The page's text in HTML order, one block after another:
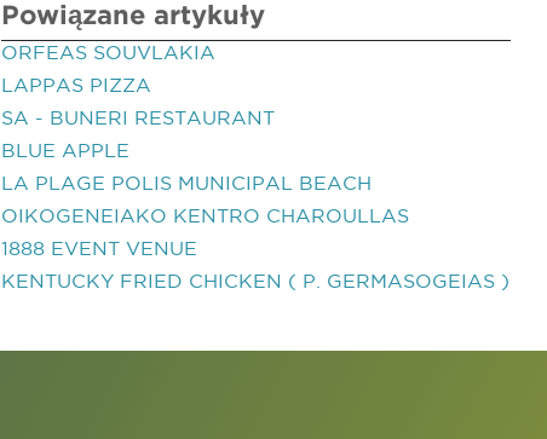
Powiązane artykuły
ORFEAS SOUVLAKIA
LAPPAS PIZZA
SA - BUNERI RESTAURANT
BLUE APPLE
LA PLAGE POLIS MUNICIPAL BEACH
OIKOGENEIAKO KENTRO CHAROULLAS
1888 EVENT VENUE
KENTUCKY FRIED CHICKEN ( P. GERMASOGEIAS )